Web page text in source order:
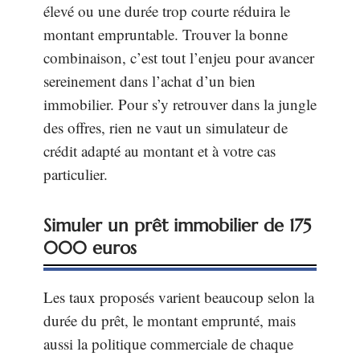
élevé ou une durée trop courte réduira le
montant empruntable. Trouver la bonne
combinaison, c’est tout l’enjeu pour avancer
sereinement dans l’achat d’un bien
immobilier. Pour s’y retrouver dans la jungle
des offres, rien ne vaut un simulateur de
crédit adapté au montant et à votre cas
particulier.
Simuler un prêt immobilier de 175
000 euros
Les taux proposés varient beaucoup selon la
durée du prêt, le montant emprunté, mais
aussi la politique commerciale de chaque